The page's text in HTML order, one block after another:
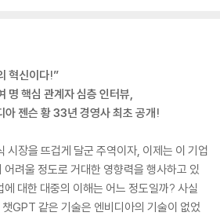
혁신이다!”
핵심 관계자 심층 인터뷰,
아 젠슨 황 33년 경영사 최초 공개!
시장을 뜨겁게 달군 주역이자, 이제는 이 기업
려울 정도로 거대한 영향력을 행사하고 있
대한 대중의 이해는 어느 정도일까? 사실
GPT 같은 기술은 엔비디아의 기술이 없었